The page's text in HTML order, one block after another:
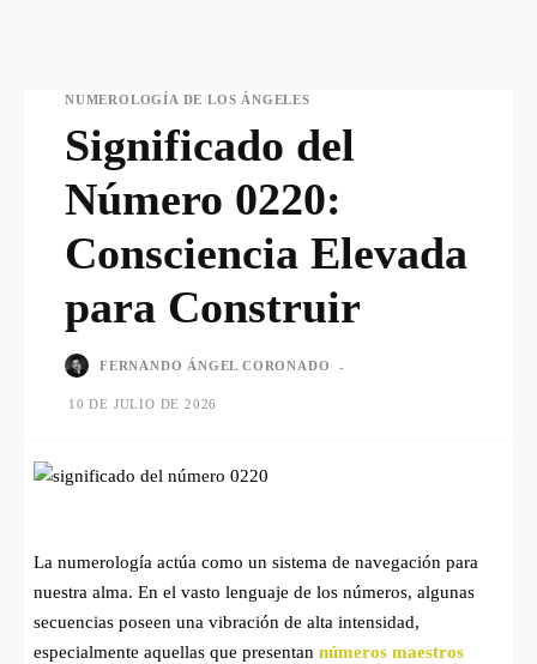
NUMEROLOGÍA DE LOS ÁNGELES
Significado del
Número 0220:
Consciencia Elevada
para Construir
FERNANDO ÁNGEL CORONADO -
10 DE JULIO DE 2026
La numerología actúa como un sistema de navegación para
nuestra alma. En el vasto lenguaje de los números, algunas
secuencias poseen una vibración de alta intensidad,
especialmente aquellas que presentan números maestros